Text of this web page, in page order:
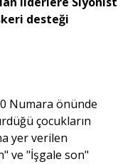
desteği
Numara önünde
çocukların
yer verilen
ve "İşgale son"